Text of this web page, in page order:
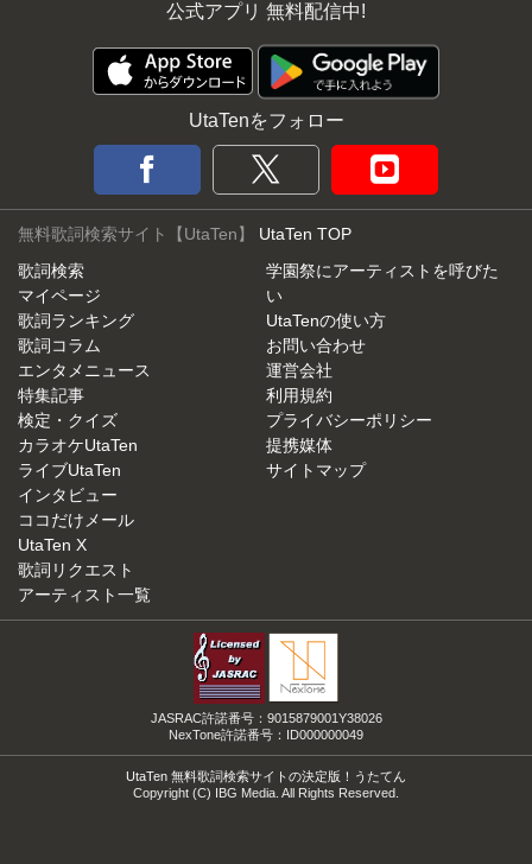
公式アプリ 無料配信中!
UtaTenをフォロー
無料歌詞検索サイト【UtaTen】 UtaTen TOP
歌詞検索
マイページ
歌詞ランキング
歌詞コラム
エンタメニュース
特集記事
検定・クイズ
カラオケUtaTen
ライブUtaTen
インタビュー
ココだけメール
UtaTen X
歌詞リクエスト
アーティスト一覧
学園祭にアーティストを呼びた
い
UtaTenの使い方
お問い合わせ
運営会社
利用規約
プライバシーポリシー
提携媒体
サイトマップ
JASRAC許諾番号：9015879001Y38026
NexTone許諾番号：ID000000049
UtaTen 無料歌詞検索サイトの決定版！うたてん
Copyright (C) IBG Media. All Rights Reserved.